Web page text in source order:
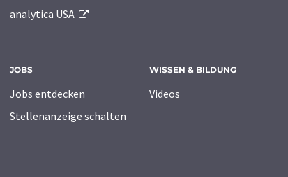
analytica USA
JOBS
Jobs entdecken
Stellenanzeige schalten
WISSEN & BILDUNG
Videos